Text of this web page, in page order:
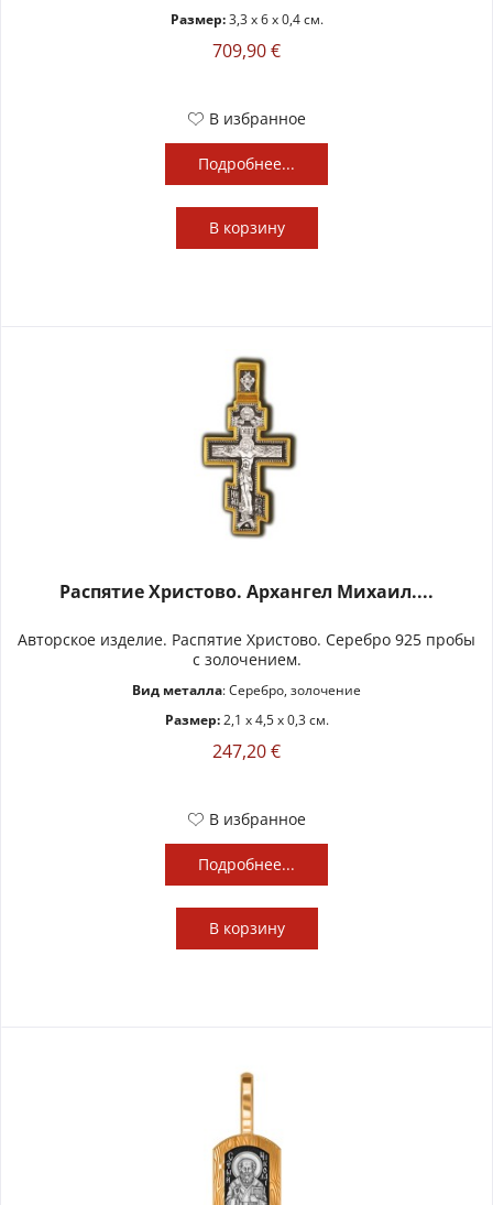
Размер:3,3 x 6 x 0,4 см.
709,90 €
В избранное
Подробнее...
В корзину
Распятие Христово. Архангел Михаил....
Авторское изделие. Распятие Христово. Серебро 925 пробы
с золочением.
Вид металла: Серебро, золочение
Размер:2,1 x 4,5 x 0,3 см.
247,20 €
В избранное
Подробнее...
В корзину